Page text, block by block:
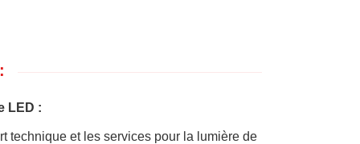
LED :
technique et les services pour la lumière de